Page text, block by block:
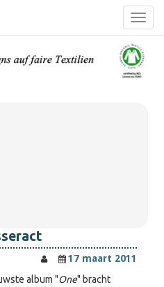
17 maart 2011
album "One" bracht